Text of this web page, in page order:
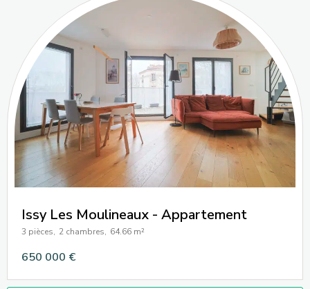
Issy Les Moulineaux - Appartement
3 pièces, 2 chambres, 64.66 m²
650 000 €